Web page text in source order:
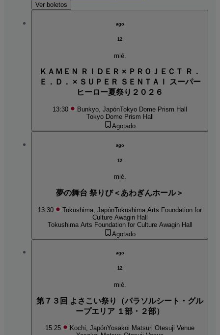
Ver boletos
ago
12
mié.
ＫＡＭＥＮ ＲＩＤＥＲ × ＰＲＯＪＥＣＴ Ｒ．
Ｅ．Ｄ． × ＳＵＰＥＲ ＳＥＮＴＡＩ スーパー
ヒーロー夏祭り２０２６
13:30 Bunkyo, JapónTokyo Dome Prism Hall
Tokyo Dome Prism Hall
Agotado
ago
12
mié.
夢の舞台 祭りび＜あわぎんホール＞
13:30 Tokushima, JapónTokushima Arts Foundation for
Culture Awagin Hall
Tokushima Arts Foundation for Culture Awagin Hall
Agotado
ago
12
mié.
第７３回 よさこい祭り（パラソルシート・グル
ープエリア １部・２部）
15:25 Kochi, JapónYosakoi Matsuri Otesuji Venue